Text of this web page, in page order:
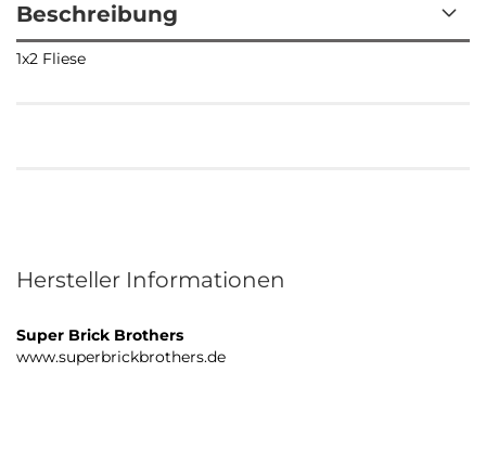
Beschreibung
1x2 Fliese
Hersteller Informationen
Super Brick Brothers
www.superbrickbrothers.de